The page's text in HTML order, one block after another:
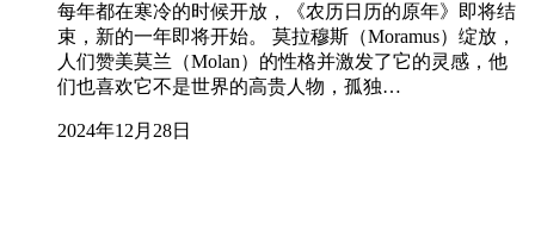
每年都在寒冷的时候开放，《农历日历的原年》即将结
束，新的一年即将开始。 莫拉穆斯（Moramus）绽放，
人们赞美莫兰（Molan）的性格并激发了它的灵感，他
们也喜欢它不是世界的高贵人物，孤独…
2024年12月28日